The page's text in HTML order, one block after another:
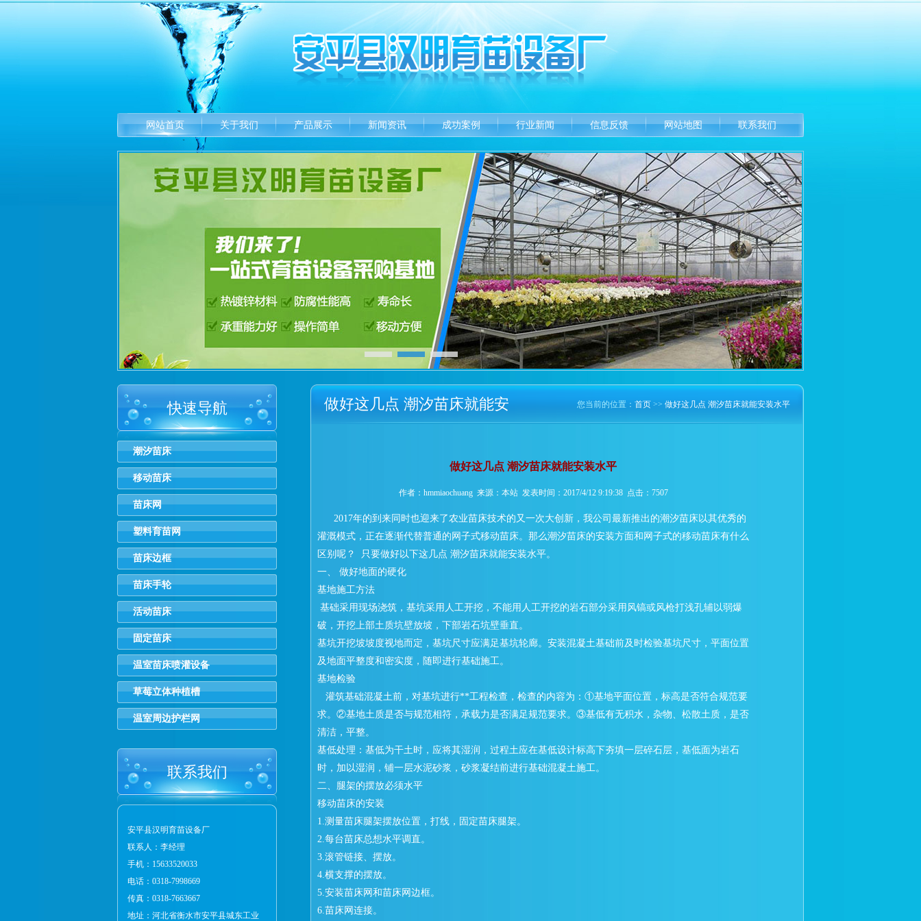
网站首页 关于我们 产品展示 新闻资讯 成功案例 行业新闻 信息反馈 网站地图 联系我们
快速导航
潮汐苗床
移动苗床
苗床网
塑料育苗网
苗床边框
苗床手轮
活动苗床
固定苗床
温室苗床喷灌设备
草莓立体种植槽
温室周边护栏网
联系我们
安平县汉明育苗设备厂
联系人：李经理
手机：15633520033
电话：0318-7998669
传真：0318-7663667
地址：河北省衡水市安平县城东工业
您当前的位置： 首页 >> 做好这几点 潮汐苗床就能安装水平
做好这几点 潮汐苗床就能安
做好这几点 潮汐苗床就能安装水平
作者：hmmiaochuang 来源：本站 发表时间：2017/4/12 9:19:38 点击：7507
2017年的到来同时也迎来了农业苗床技术的又一次大创新，我公司最新推出的潮汐苗床以其优秀的
灌溉模式，正在逐渐代替普通的网子式移动苗床。那么潮汐苗床的安装方面和网子式的移动苗床有什么
区别呢？ 只要做好以下这几点 潮汐苗床就能安装水平。
一、 做好地面的硬化
基地施工方法
基础采用现场浇筑，基坑采用人工开挖，不能用人工开挖的岩石部分采用风镐或风枪打浅孔辅以弱爆
破，开挖上部土质坑壁放坡，下部岩石坑壁垂直。
基坑开挖坡坡度视地而定，基坑尺寸应满足基坑轮廊。安装混凝土基础前及时检验基坑尺寸，平面位置
及地面平整度和密实度，随即进行基础施工。
基地检验
灌筑基础混凝土前，对基坑进行**工程检查，检查的内容为：①基地平面位置，标高是否符合规范要
求。②基地土质是否与规范相符，承载力是否满足规范要求。③基低有无积水，杂物、松散土质，是否
清洁，平整。
基低处理：基低为干土时，应将其湿润，过程土应在基低设计标高下夯填一层碎石层，基低面为岩石
时，加以湿润，铺一层水泥砂浆，砂浆凝结前进行基础混凝土施工。
二、腿架的摆放必须水平
移动苗床的安装
1.测量苗床腿架摆放位置，打线，固定苗床腿架。
2.每台苗床总想水平调直。
3.滚管链接、摆放。
4.横支撑的摆放。
5.安装苗床网和苗床网边框。
6.苗床网连接。